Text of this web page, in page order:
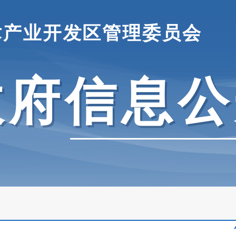
业开发区管理委员会
信息